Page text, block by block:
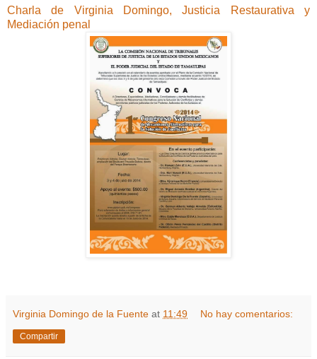
Charla de Virginia Domingo, Justicia Restaurativa y
Mediación penal
Virginia Domingo de la Fuente at 11:49 No hay comentarios:
Compartir